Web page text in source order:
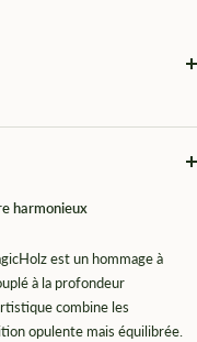
harmonieux
est un hommage à
à la profondeur
combine les
opulente mais équilibrée.